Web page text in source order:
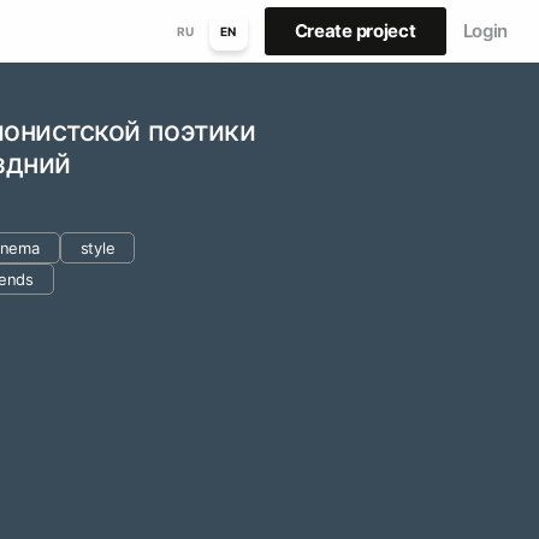
RU EN Create project Login
поэтики
style